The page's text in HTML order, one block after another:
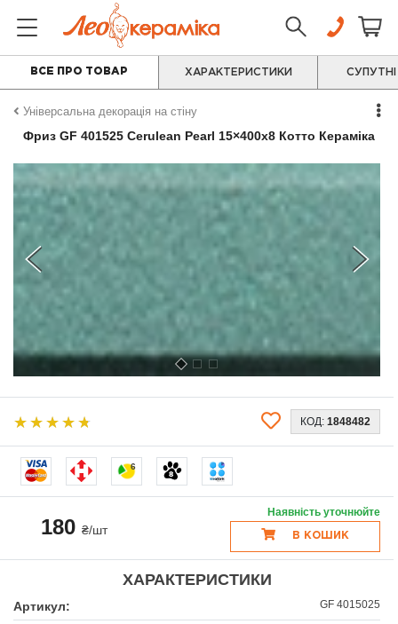
ВСЕ ПРО ТОВАР ХАРАКТЕРИСТИКИ
Універсальна декорація на стіну
Фриз GF 401525 Сerulean Pearl 15×400x8 Котто Кераміка
КОД: 1848482
6
180₴/шт
Наявність уточнюйте
В КОШИК
ХАРАКТЕРИСТИКИ
Артикул: GF 4015025